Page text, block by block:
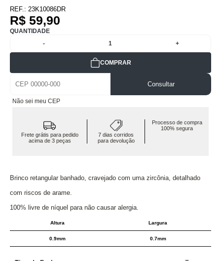
REF.: 23K10086DR
R$ 59,90
QUANTIDADE
-
1 +
COMPRAR
Consultar
Não sei meu CEP
Frete grátis para pedido
acima de 3 peças
7 dias corridos
para devolução
Processo de compra
100% segura
Brinco retangular banhado, cravejado com uma zircônia, detalhado
com riscos de arame.
100% livre de níquel para não causar alergia.
Altura Largura
0.9mm 0.7mm